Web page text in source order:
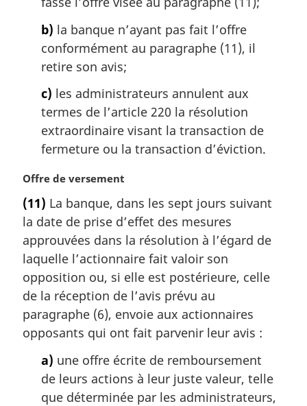
b) la banque n’ayant pas fait l’offre
conformément au paragraphe (11), il
retire son avis;
c) les administrateurs annulent aux
termes de l’article 220 la résolution
extraordinaire visant la transaction de
fermeture ou la transaction d’éviction.
N
t
e
m
a
g
i
n
a
Offre de versement
(11) La banque, dans les sept jours suivant
la date de prise d’effet des mesures
approuvées dans la résolution à l’égard de
laquelle l’actionnaire fait valoir son
opposition ou, si elle est postérieure, celle
de la réception de l’avis prévu au
paragraphe (6), envoie aux actionnaires
opposants qui ont fait parvenir leur avis :
a) une offre écrite de remboursement
de leurs actions à leur juste valeur, telle
que déterminée par les administrateurs,